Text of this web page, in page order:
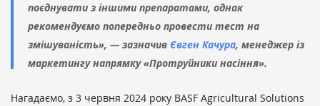
поєднувати з іншими препаратами, однак
рекомендуємо попередньо провести тест на
змішуваність», — зазначив Євген Качура, менеджер із
маркетингу напрямку «Протруйники насіння».
Нагадаємо, з 3 червня 2024 року BASF Agricultural Solutions